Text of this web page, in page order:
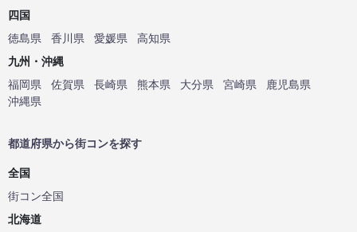
四国
徳島県
香川県 愛媛県
高知県
九州・沖縄
福岡県
佐賀県 長崎県 熊本県 大分県 宮崎県
鹿児島県
沖縄県
都道府県から街コンを探す
全国
街コン全国
北海道